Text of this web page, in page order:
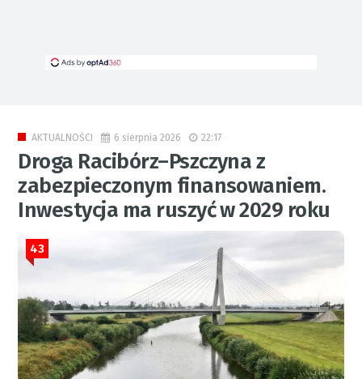
AKTUALNOŚCI 6 sierpnia 2026 22:17
Droga Racibórz–Pszczyna z
zabezpieczonym finansowaniem.
Inwestycja ma ruszyć w 2029 roku
43